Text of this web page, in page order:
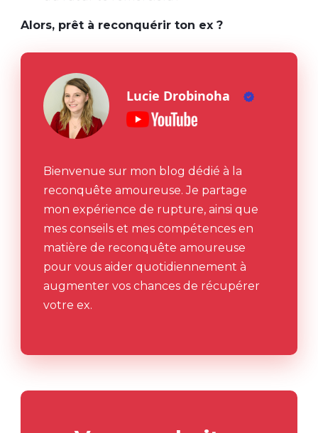
Alors, prêt à reconquérir ton ex ?
Lucie Drobinoha
Bienvenue sur mon blog dédié à la
reconquête amoureuse. Je partage
mon expérience de rupture, ainsi que
mes conseils et mes compétences en
matière de reconquête amoureuse
pour vous aider quotidiennement à
augmenter vos chances de récupérer
votre ex.